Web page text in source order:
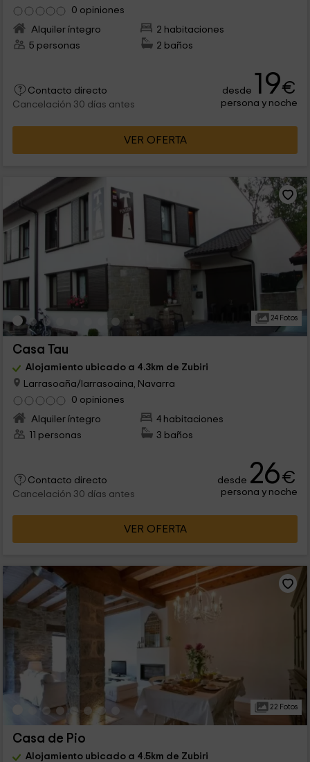
0 opiniones
Alquiler íntegro
2 habitaciones
5 personas
2 baños
Contacto directo
Cancelación 30 días antes
desde 19€
persona y noche
VER OFERTA
24 Fotos
Casa Tau
Alojamiento ubicado a 4.3km de Zubiri
Larrasoaña/larrasoaina, Navarra
0 opiniones
Alquiler íntegro
4 habitaciones
11 personas
3 baños
Contacto directo
Cancelación 30 días antes
desde 26€
persona y noche
VER OFERTA
22 Fotos
Casa de Pio
Alojamiento ubicado a 4.5km de Zubiri